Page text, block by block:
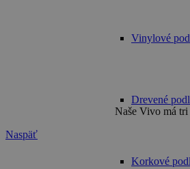
Vinylové
Drevené
Korkové
Naše Vivo má
Naspäť